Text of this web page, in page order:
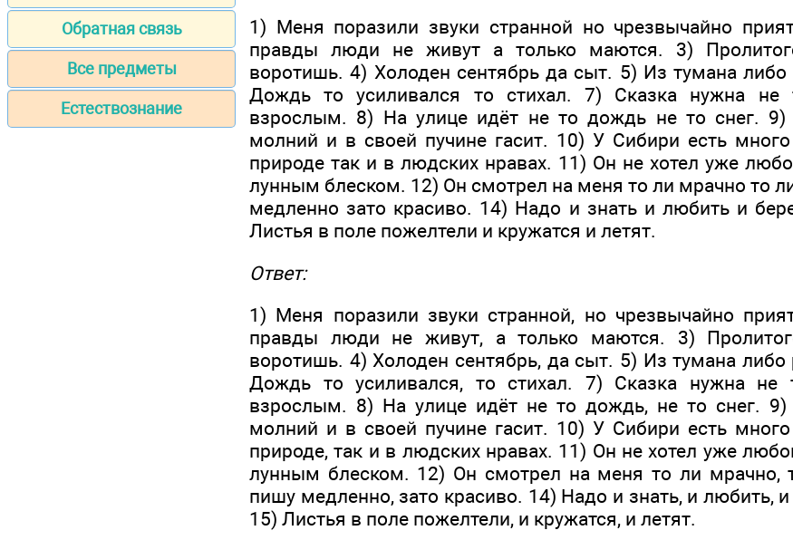
Обратная связь
Все предметы
Естествознание
1) Меня поразили звуки странной но чрезвычайно
правды люди не живут а только ма­ются. 3)
воротишь. 4) Холоден сентябрь да сыт. 5) Из тумана
Дождь то усиливался то стихал. 7) Сказка нужна
взрослым. 8) На улице идёт не то дождь не то снег.
молний и в своей пучине гасит. 10) У Сибири есть много
природе так и в людских нравах. 11) Он не хотел уже
лунным блеском. 12) Он смотрел на меня то ли мрачно то
медленно зато краси­во. 14) Надо и знать и любить и
Листья в поле пожелтели и кружатся и летят.
Ответ:
1) Меня поразили звуки странной, но чрезвычайно
правды люди не живут, а только ма­ются. 3)
воротишь. 4) Холоден сентябрь, да сыт. 5) Из тумана
Дождь то усиливался, то стихал. 7) Сказка нужна не
взрослым. 8) На улице идёт не то дождь, не то снег.
молний и в своей пучине гасит. 10) У Сибири есть много
природе, так и в людских нравах. 11) Он не хотел уже
лунным блеском. 12) Он смотрел на меня то ли мрачно,
пишу медленно, зато краси­во. 14) Надо и знать, и любить,
15) Листья в поле пожелтели, и кружатся, и летят.